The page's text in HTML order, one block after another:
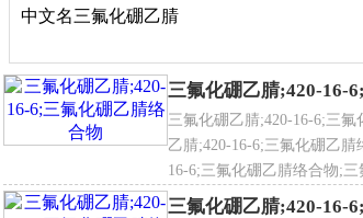
中文名三氟化硼乙腈
外文名Boron trifluoride acetonitrile complex
三氟化硼乙腈物化性质
三氟化硼乙腈;420-16-
三氟化硼乙腈;420-16-6;三
乙腈;420-16-6;三氟化硼乙
16-6;三氟化硼乙腈络合物;
化硼乙腈络合物;三氟化硼乙
三氟化硼乙腈;420-16-